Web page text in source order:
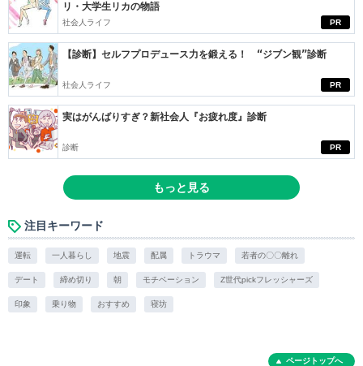
PR
リ・大学生リカの物語
社会人ライフ
PR
【診断】セルフプロデュース力を鍛える！ “ジブン観”診断
社会人ライフ
PR
実はがんばりすぎ？新社会人『お疲れ度』診断
診断
もっと見る
注目キーワード
運転 一人暮らし 地震 配属 トラウマ 若者の〇〇離れ
デート 締め切り 朝 モチベーション Z世代pickフレッシャーズ
印象 乗り物 おすすめ 寝坊
ページトップへ